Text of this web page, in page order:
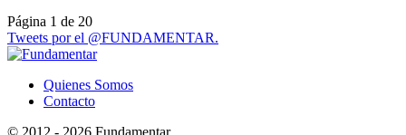
Página 1 de 20
Tweets por el @FUNDAMENTAR.
Quienes Somos
Contacto